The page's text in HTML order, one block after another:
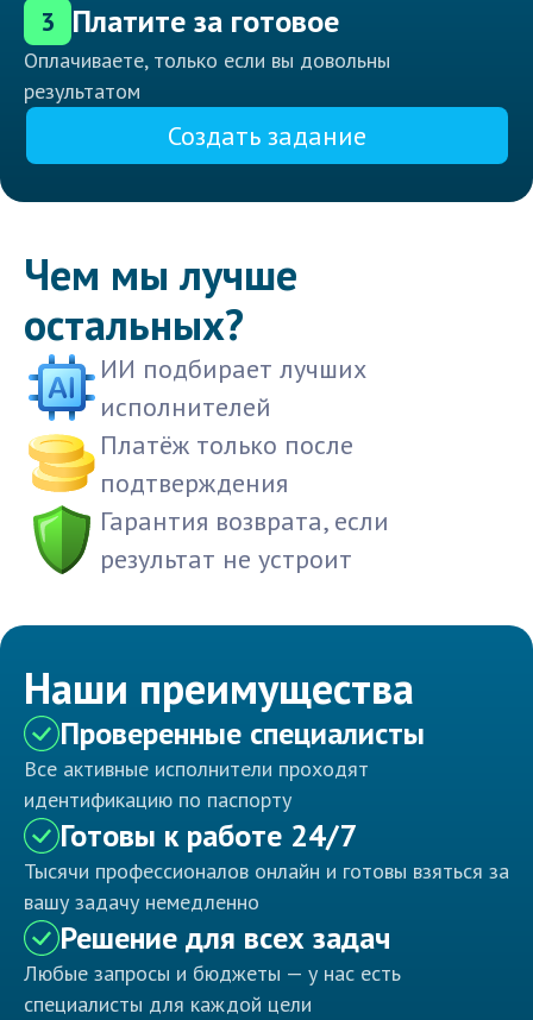
3 Платите за готовое
Оплачиваете, только если вы довольны
результатом
Создать задание
Чем мы лучше
остальных?
ИИ подбирает лучших
исполнителей
Платёж только после
подтверждения
Гарантия возврата, если
результат не устроит
Наши преимущества
Проверенные специалисты
Все активные исполнители проходят
идентификацию по паспорту
Готовы к работе 24/7
Тысячи профессионалов онлайн и готовы взяться за
вашу задачу немедленно
Решение для всех задач
Любые запросы и бюджеты — у нас есть
специалисты для каждой цели